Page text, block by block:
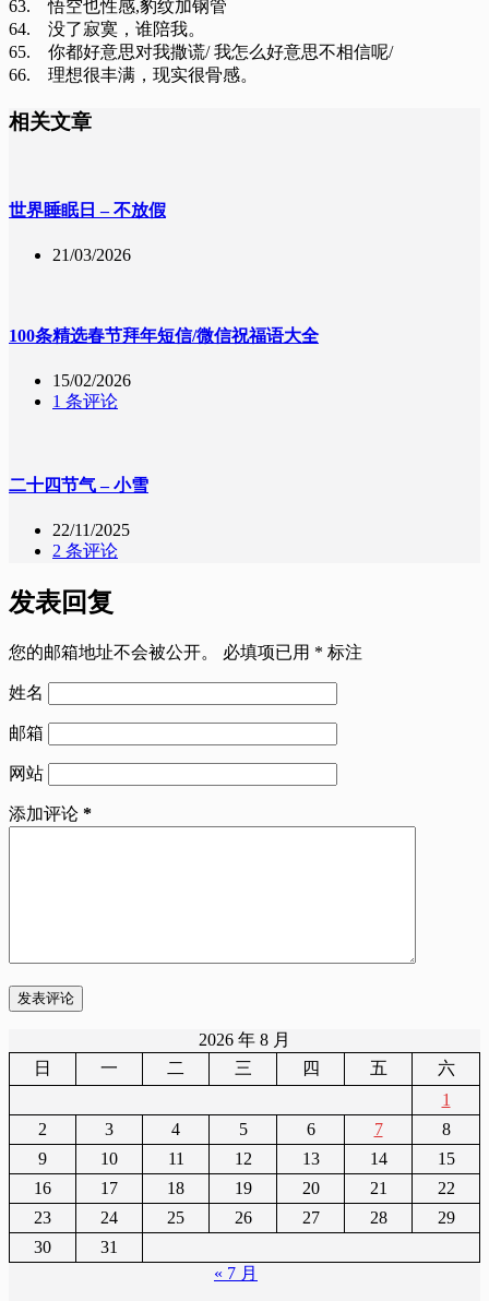
63. 悟空也性感,豹纹加钢管
64. 没了寂寞，谁陪我。
65. 你都好意思对我撒谎/ 我怎么好意思不相信呢/
66. 理想很丰满，现实很骨感。
相关文章
世界睡眠日 – 不放假
21/03/2026
100条精选春节拜年短信/微信祝福语大全
15/02/2026
1 条评论
二十四节气 – 小雪
22/11/2025
2 条评论
发表回复
您的邮箱地址不会被公开。 必填项已用 * 标注
姓名
邮箱
网站
添加评论 *
发表评论
2026 年 8 月
日
一 二 三 四 五
六
1
2
3 4 5 6 7
8
9
10 11 12 13 14
15
16
17 18 19 20 21
22
23
24 25 26 27 28
29
30
31
« 7 月